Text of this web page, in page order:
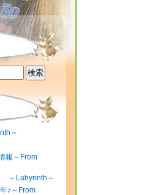
～
報～From
～Labyrinth～
♪～From